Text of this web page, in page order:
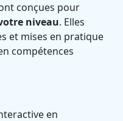
conçues pour
niveau. Elles
et mises en pratique
compétences
en